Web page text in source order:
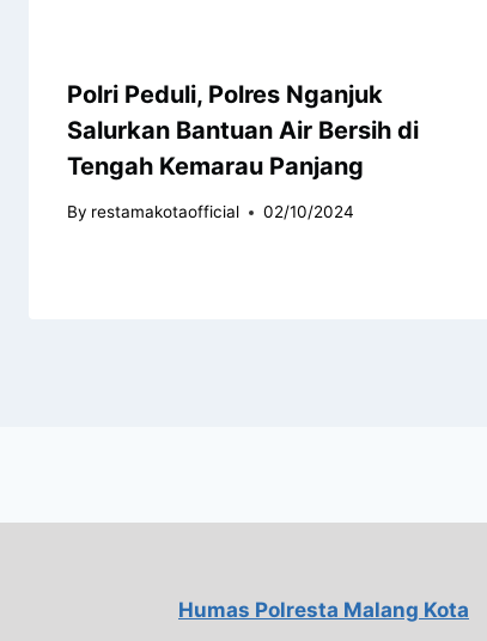
Polri Peduli, Polres Nganjuk
Salurkan Bantuan Air Bersih di
Tengah Kemarau Panjang
By restamakotaofficial 02/10/2024
Humas Polresta Malang Kota